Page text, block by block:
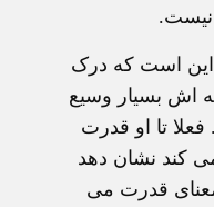
است که درک
اش بسيار وسيع
تا او قدرت
کند نشان دهد
قدرت می